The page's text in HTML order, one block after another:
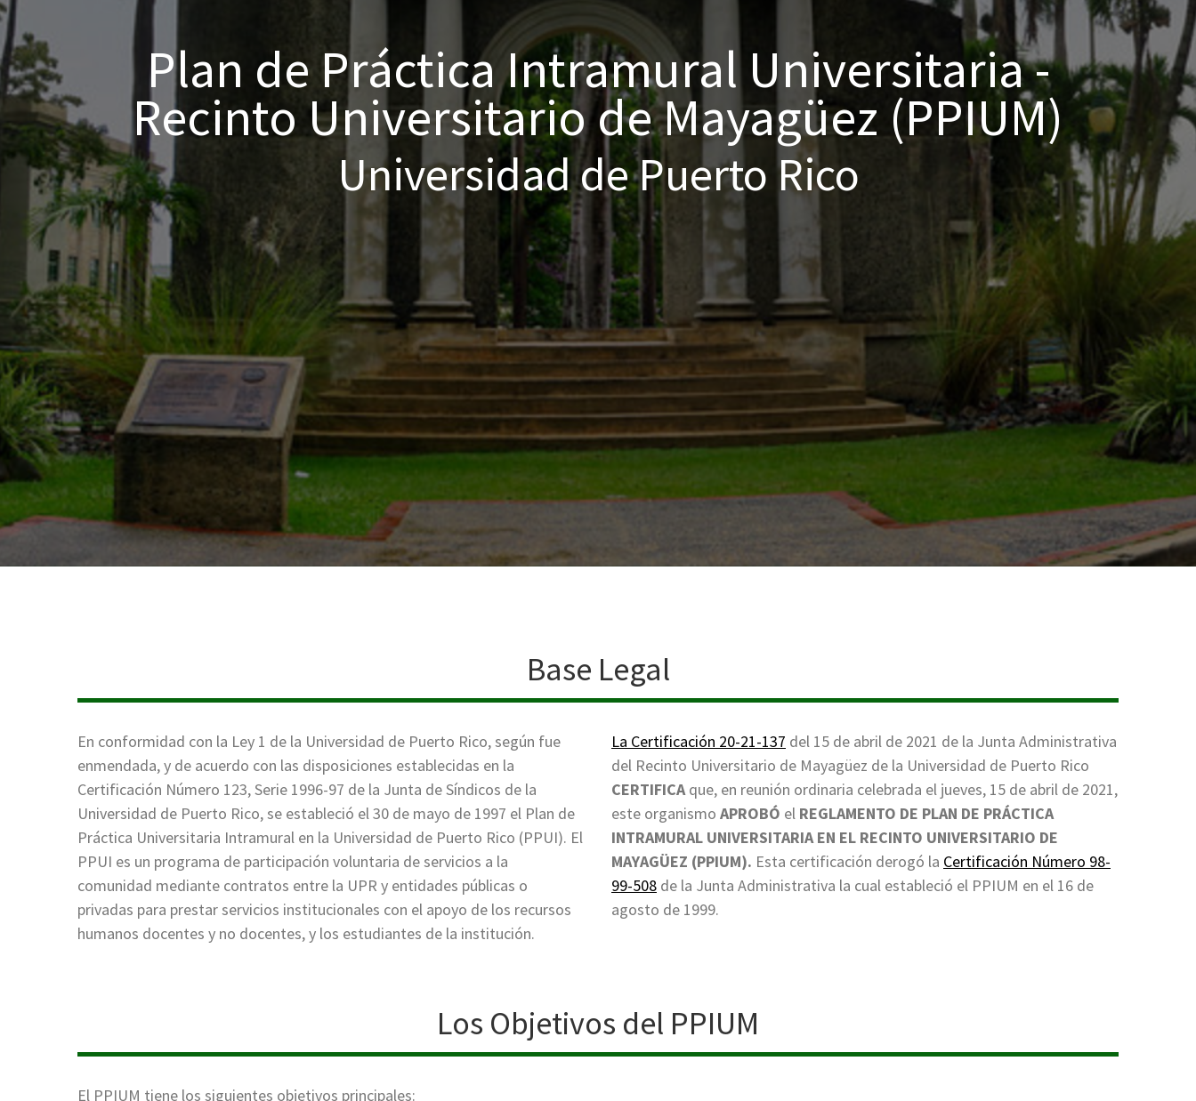
Plan de Práctica Intramural Universitaria -
Recinto Universitario de Mayagüez (PPIUM)
Universidad de Puerto Rico
Base Legal
En conformidad con la Ley 1 de la Universidad de Puerto Rico, según fue
enmendada, y de acuerdo con las disposiciones establecidas en la
Certificación Número 123, Serie 1996-97 de la Junta de Síndicos de la
Universidad de Puerto Rico, se estableció el 30 de mayo de 1997 el Plan de
Práctica Universitaria Intramural en la Universidad de Puerto Rico (PPUI). El
PPUI es un programa de participación voluntaria de servicios a la
comunidad mediante contratos entre la UPR y entidades públicas o
privadas para prestar servicios institucionales con el apoyo de los recursos
humanos docentes y no docentes, y los estudiantes de la institución.
La Certificación 20-21-137 del 15 de abril de 2021 de la Junta Administrativa
del Recinto Universitario de Mayagüez de la Universidad de Puerto Rico
CERTIFICAque, en reunión ordinaria celebrada el jueves, 15 de abril de 2021,
este organismo APROBÓ el REGLAMENTO DE PLAN DE PRÁCTICA
INTRAMURAL UNIVERSITARIA EN EL RECINTO UNIVERSITARIO DE
MAYAGÜEZ (PPIUM). Esta certificación derogó la Certificación Número 98-
99-508 de la Junta Administrativa la cual estableció el PPIUM en el 16 de
agosto de 1999.
Los Objetivos del PPIUM
El PPIUM tiene los siguientes objetivos principales: